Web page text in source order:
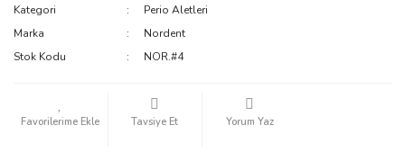
Kategori
Perio Aletleri
Marka
Nordent
Stok Kodu
NOR.#4
Tavsiye Et Yorum Yaz